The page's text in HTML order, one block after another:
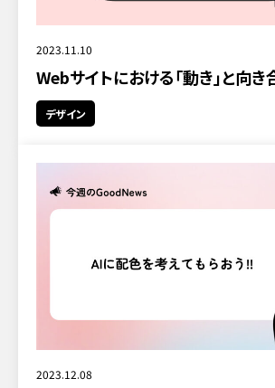
2023.11.10
Webサイトにおける「動き」と向き
デザイン
2023.12.08